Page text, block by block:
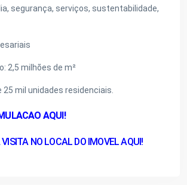
segurança, serviços, sustentabilidade,
2,5 milhões de m²
25 mil unidades residenciais.
AQUI!
NO LOCAL DO IMOVEL AQUI!